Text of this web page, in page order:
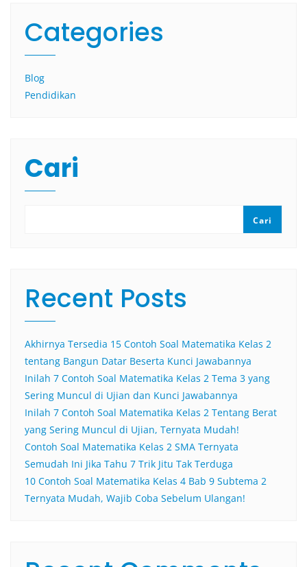
Categories
Blog
Pendidikan
Cari
Cari
Recent Posts
Akhirnya Tersedia 15 Contoh Soal Matematika Kelas 2
tentang Bangun Datar Beserta Kunci Jawabannya
Inilah 7 Contoh Soal Matematika Kelas 2 Tema 3 yang
Sering Muncul di Ujian dan Kunci Jawabannya
Inilah 7 Contoh Soal Matematika Kelas 2 Tentang Berat
yang Sering Muncul di Ujian, Ternyata Mudah!
Contoh Soal Matematika Kelas 2 SMA Ternyata
Semudah Ini Jika Tahu 7 Trik Jitu Tak Terduga
10 Contoh Soal Matematika Kelas 4 Bab 9 Subtema 2
Ternyata Mudah, Wajib Coba Sebelum Ulangan!